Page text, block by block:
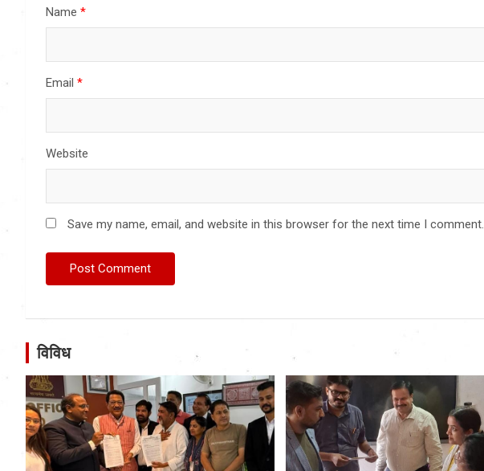
Name *
Email *
Website
Save my name, email, and website in this browser for the next time I comment.
विविध